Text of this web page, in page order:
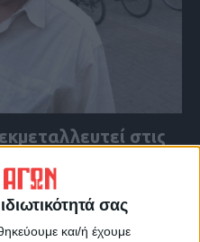
σας
και/ή έχουμε
στις
κάποια αγορά;